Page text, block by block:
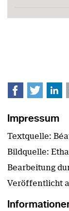
Facebook
Twitter
Impressum
Textquelle:
Bildquelle:
Bearbeitung
Veröffentlicht